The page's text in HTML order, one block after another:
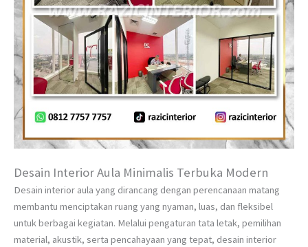
Desain Interior Aula Minimalis Terbuka Modern
Desain interior aula yang dirancang dengan perencanaan matang
membantu menciptakan ruang yang nyaman, luas, dan fleksibel
untuk berbagai kegiatan. Melalui pengaturan tata letak, pemilihan
material, akustik, serta pencahayaan yang tepat, desain interior